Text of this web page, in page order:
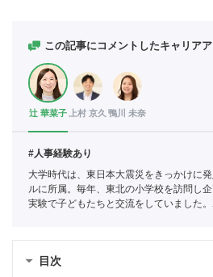
この記事にコメントしたキャリア
辻 華菜子 上村 京久 鴨川 未奈
#人事経験あり
大学時代は、東日本大震災をきっかけに
ルに所属。毎年、東北の小学校を訪問し
実験で子どもたちと交流をしていました
目次